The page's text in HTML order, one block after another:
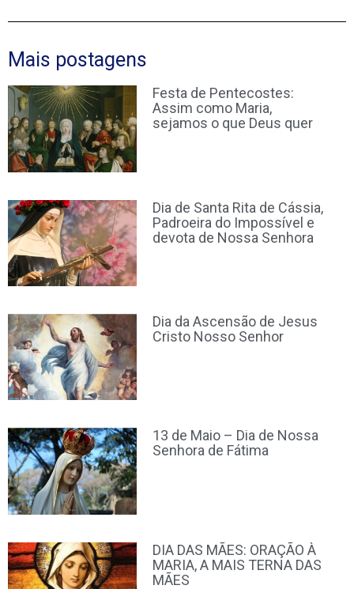
Mais postagens
Festa de Pentecostes:
Assim como Maria,
sejamos o que Deus quer
Dia de Santa Rita de Cássia,
Padroeira do Impossível e
devota de Nossa Senhora
Dia da Ascensão de Jesus
Cristo Nosso Senhor
13 de Maio – Dia de Nossa
Senhora de Fátima
DIA DAS MÃES: ORAÇÃO À
MARIA, A MAIS TERNA DAS
MÃES